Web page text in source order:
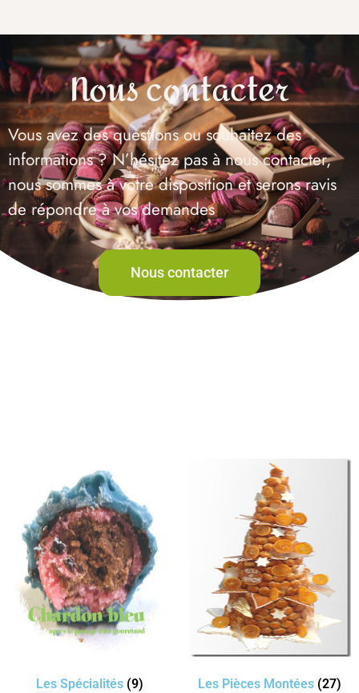
Nous contacter
Vous avez des questions ou souhaitez des
informations ? N’hésitez pas à nous contacter,
nous sommes à votre disposition et serons ravis
de répondre à vos demandes
Nous contacter
Les Spécialités (9) Les Pièces Montées (27)